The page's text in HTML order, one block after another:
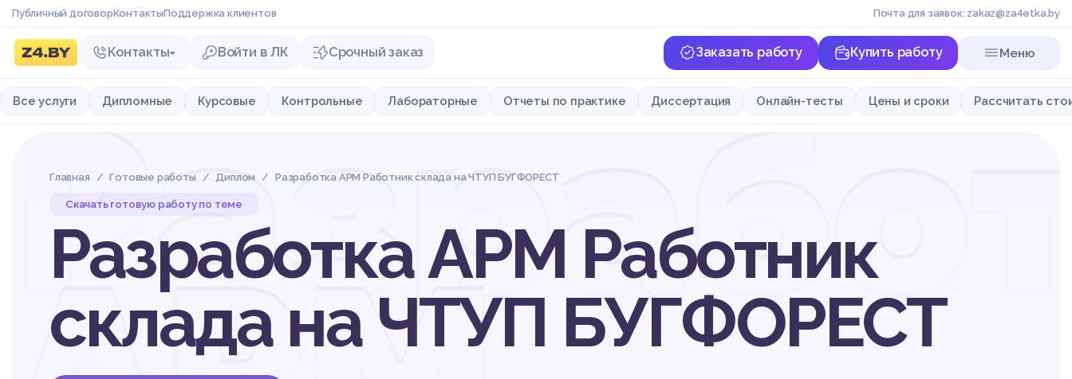
Публичный договорКонтактыПоддержка клиентов Почта для заявок: zakaz@za4etka.by
Контакты Войти в ЛК Срочный заказ Заказать работу Купить работу Меню
Все услуги Дипломные Курсовые Контрольные Лабораторные Отчеты по практике Диссертация Онлайн-тесты Цены и сроки Рассчитать
Главная Готовые работы Диплом Разработка АРМ Работник склада на ЧТУП БУГФОРЕСТ
Скачать готовую работу по теме
Разработка АРМ Работник
склада на ЧТУП БУГФОРЕСТ